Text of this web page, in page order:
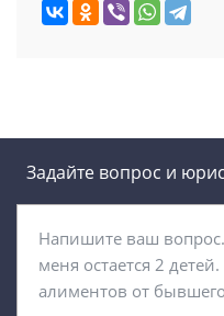
Задайте вопрос и